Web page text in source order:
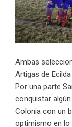
Ambas
Artigas de
Por una parte
conquistar
Colonia con un
optimismo en lo